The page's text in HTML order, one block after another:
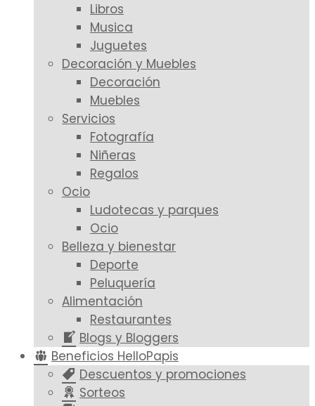
Libros
Musica
Juguetes
Decoración y Muebles
Decoración
Muebles
Servicios
Fotografía
Niñeras
Regalos
Ocio
Ludotecas y parques
Ocio
Belleza y bienestar
Deporte
Peluquería
Alimentación
Restaurantes
Blogs y Bloggers
Beneficios HelloPapis
Descuentos y promociones
Sorteos